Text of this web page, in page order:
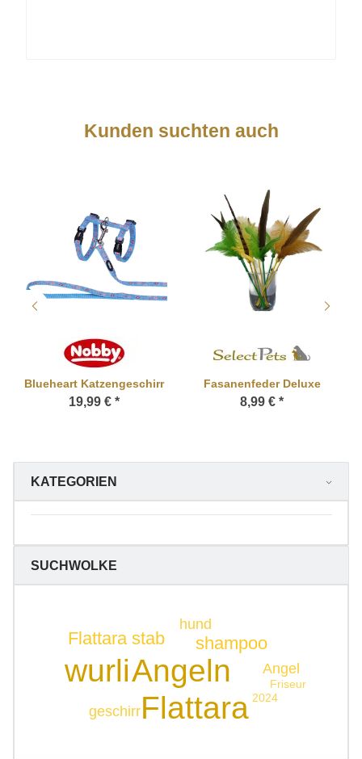
Kunden suchten auch
Blueheart Katzengeschirr
19,99 € *
Fasanenfeder Deluxe
8,99 € *
KATEGORIEN
SUCHWOLKE
Angeln
Flattara
wurli
Flattara stab shampoo
Angel
hund
geschirr
2024
Friseur